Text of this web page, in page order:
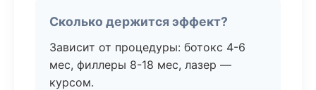
Сколько держится эффект?
Зависит от процедуры: ботокс 4-6
мес, филлеры 8-18 мес, лазер —
курсом.